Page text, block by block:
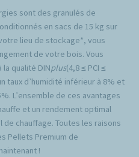
sont des granulés de
en sacs de 15 kg sur
lieu de stockage*, vous
de votre bois. Vous
qualité DINplus(4,8 ≤ PCI ≤
taux d’humidité inférieur à 8% et
L’ensemble de ces avantages
et un rendement optimal
chauffage. Toutes les raisons
Pellets Premium de
!